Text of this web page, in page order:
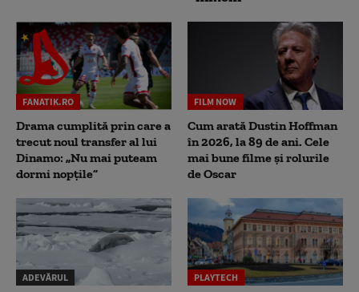
FANATIK.RO
Drama cumplită prin care a
trecut noul transfer al lui
Dinamo: „Nu mai puteam
dormi nopțile”
FILM NOW
Cum arată Dustin Hoffman
în 2026, la 89 de ani. Cele
mai bune filme și rolurile
de Oscar
ADEVĂRUL PLAYTECH